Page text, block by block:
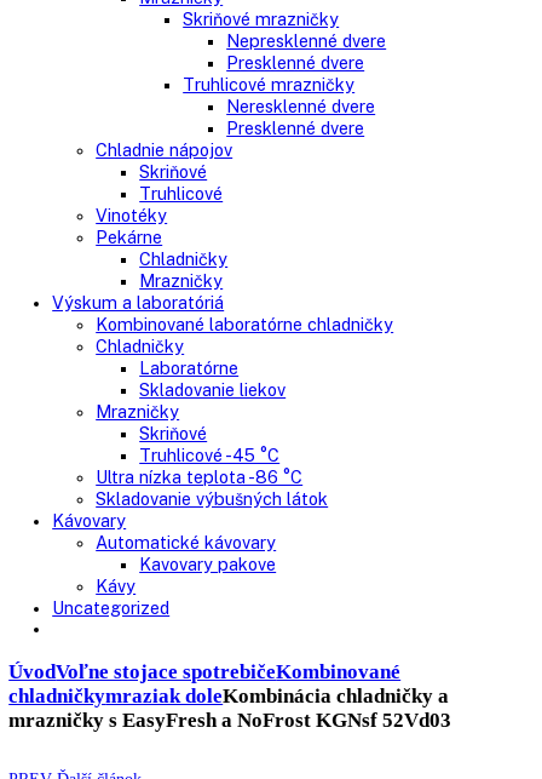
Gastro prevádzky
Kombinované chladničky
Chladničky
Nepresklenné dvere
Presklenné dvere
Mrazničky
Skriňové mrazničky
Truhlicové mrazničky
Chladnie nápojov
Skriňové
Truhlicové
Vinotéky
Pekárne
Chladničky
Mrazničky
Výskum a laboratóriá
Kombinované laboratórne chladničky
Chladničky
Laboratórne
Mrazničky
Truhlicové -45 °C
Ultra nízka teplota -86 °C
Skladovanie výbušných látok
Kávovary